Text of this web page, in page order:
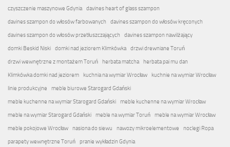
czyszczenie maszynowe Gdynia
davines heart of glass szampon
davines szampon do włosów farbowanych
davines szampon do włosów kręconych
davines szampon do włosów przetłuszczających
davines szampon nawilżający
domki Beskid Niski
domki nad jeziorem Klimkówka
drzwi drewniane Toruń
drzwi wewnętrzne z montażem Toruń
herbata matcha
herbata pai mu dan
Klimkówka domki nad jeziorem
kuchnia na wymiar Wrocław
kuchnie na wymiar Wrocław
linie produkcyjne
meble biurowe Starogard Gdański
meble kuchenne na wymiar Starogard Gdański
meble kuchenne na wymiar Wrocław
meble na wymiar Starogard Gdański
meble na wymiar Toruń
meble na wymiar Wrocław
meble pokojowe Wrocław
nasiona do siewu nawozy mikroelementowe
noclegi Ropa
parapety wewnętrzne Toruń
pranie wykładzin Gdynia